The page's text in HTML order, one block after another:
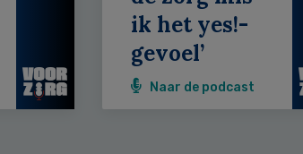
ik het yes!-
gevoel’
Naar de podcast